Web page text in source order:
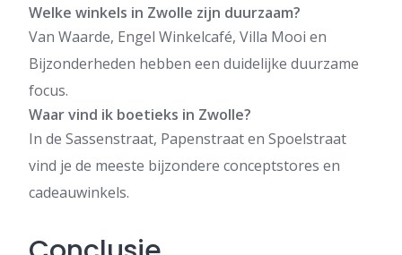
Welke winkels in Zwolle zijn duurzaam?
Van Waarde, Engel Winkelcafé, Villa Mooi en
Bijzonderheden hebben een duidelijke duurzame
focus.
Waar vind ik boetieks in Zwolle?
In de Sassenstraat, Papenstraat en Spoelstraat
vind je de meeste bijzondere conceptstores en
cadeauwinkels.